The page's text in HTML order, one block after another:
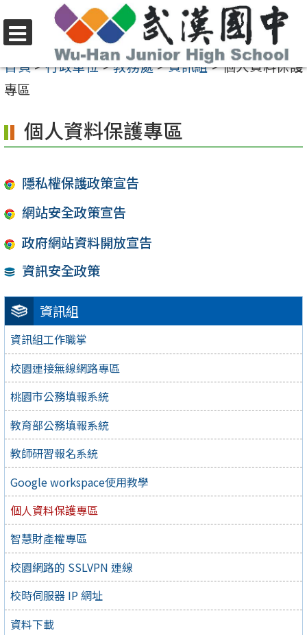
至
要
容
區
選
單
首頁>行政單位>教務處>資訊組>個人資料保護
專區
資訊組
資訊組工作職掌
校園連接無線網路專區
桃園市公務填報系統
教育部公務填報系統
教師研習報名系統
Google workspace使用教學
個人資料保護專區
智慧財產權專區
校園網路的 SSLVPN 連線
校時伺服器 IP 網址
資料下載
個人資料保護專區
隱私權保護政策宣告
網站安全政策宣告
政府網站資料開放宣告
資訊安全政策